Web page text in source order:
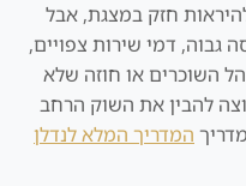
חזק במצגת, אבל
גבוה, דמי שירות צפויים,
השוכרים או חוזה שלא
להבין את השוק הרחב
המדריך המלא לנדלן